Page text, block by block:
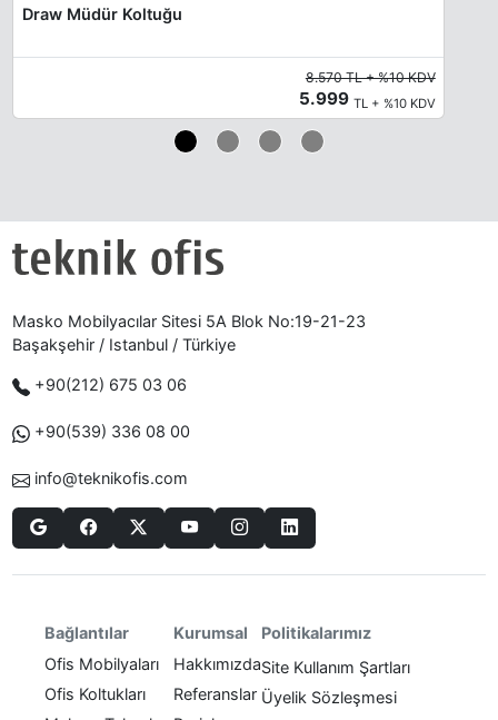
Draw Müdür Koltuğu
8.570 TL + %10 KDV
5.999 TL + %10 KDV
Masko Mobilyacılar Sitesi 5A Blok No:19-21-23
Başakşehir / Istanbul / Türkiye
+90(212) 675 03 06
+90(539) 336 08 00
info@teknikofis.com
Bağlantılar
Ofis Mobilyaları
Ofis Koltukları
Kurumsal
Hakkımızda
Referanslar
Politikalarımız
Site Kullanım Şartları
Üyelik Sözleşmesi